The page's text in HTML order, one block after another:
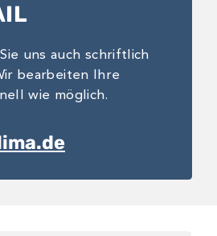
uns auch schriftlich
bearbeiten Ihre
wie möglich.